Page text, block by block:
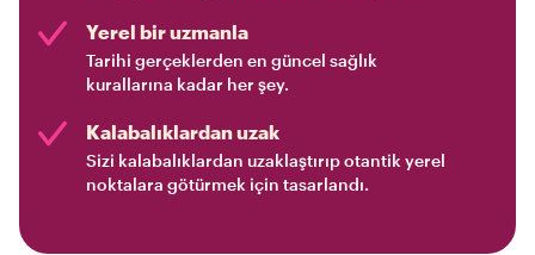
Yerel bir uzmanla
Tarihi gerçeklerden en güncel sağlık
kurallarına kadar her şey.
Kalabalıklardan uzak
Sizi kalabalıklardan uzaklaştırıp otantik yerel
noktalara götürmek için tasarlandı.